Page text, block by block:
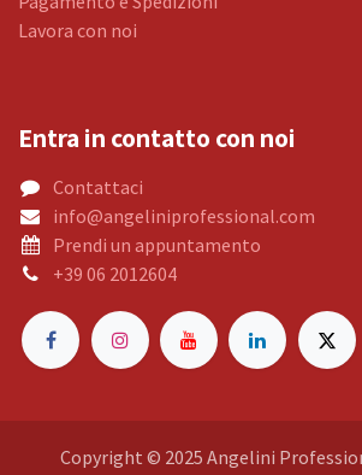
Lavora con noi
Entra in contatto con noi
Contattaci
info@angeliniprofessional.com
Prendi un appuntamento
+39 06 2012604
Copyright © 2025 Angelini